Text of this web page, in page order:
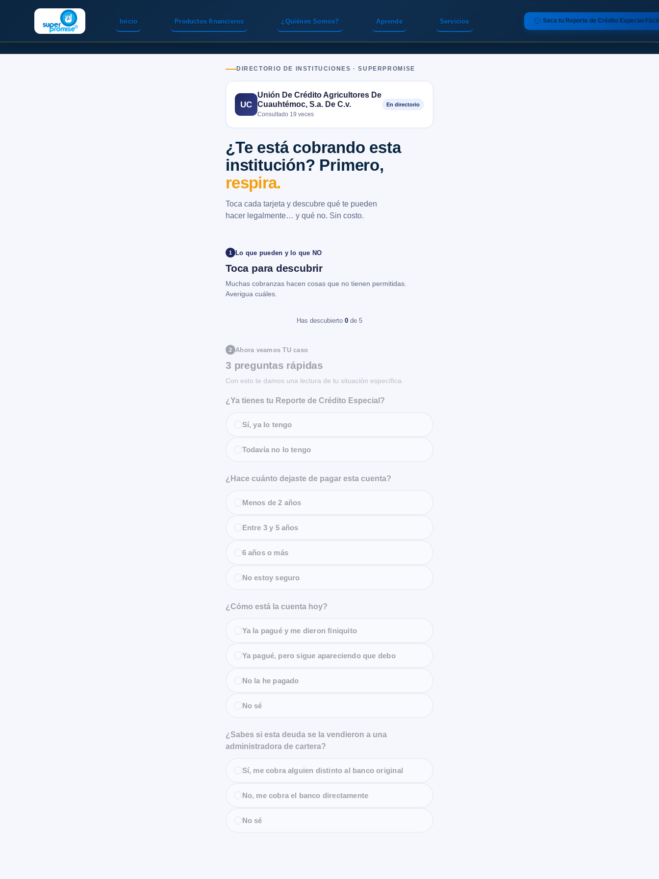
Inicio Servicios
Productos financieros ¿Quiénes Somos? Aprende Saca tu Reporte de Crédito Especial Fácil
DIRECTORIO DE INSTITUCIONES · SUPERPROMISE
UC
Unión De Crédito Agricultores De
Cuauhtémoc, S.a. De C.v.
Consultado 19 veces
En directorio
¿Te está cobrando esta
institución? Primero,
respira.
Toca cada tarjeta y descubre qué te pueden
hacer legalmente… y qué no. Sin costo.
1 Lo que pueden y lo que NO
Toca para descubrir
Muchas cobranzas hacen cosas que no tienen permitidas.
Averigua cuáles.
Has descubierto 0 de 5
2 Ahora veamos TU caso
3 preguntas rápidas
Con esto te damos una lectura de tu situación específica.
¿Ya tienes tu Reporte de Crédito Especial?
Sí, ya lo tengo
Todavía no lo tengo
¿Hace cuánto dejaste de pagar esta cuenta?
Menos de 2 años
Entre 3 y 5 años
6 años o más
No estoy seguro
¿Cómo está la cuenta hoy?
Ya la pagué y me dieron finiquito
Ya pagué, pero sigue apareciendo que debo
No la he pagado
No sé
¿Sabes si esta deuda se la vendieron a una
administradora de cartera?
Sí, me cobra alguien distinto al banco original
No, me cobra el banco directamente
No sé